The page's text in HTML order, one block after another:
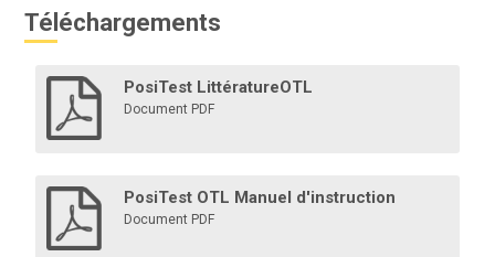
Téléchargements
PosiTest LittératureOTL
Document PDF
PosiTest OTL Manuel d'instruction
Document PDF